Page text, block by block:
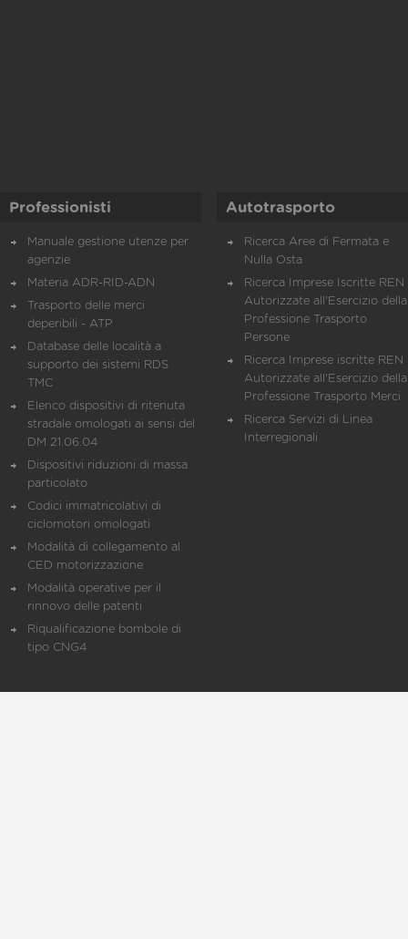
Professionisti
Manuale gestione utenze per
agenzie
Materia ADR-RID-ADN
Trasporto delle merci
deperibili - ATP
Database delle località a
supporto dei sistemi RDS
TMC
Elenco dispositivi di ritenuta
stradale omologati ai sensi del
DM 21.06.04
Dispositivi riduzioni di massa
particolato
Codici immatricolativi di
ciclomotori omologati
Modalità di collegamento al
CED motorizzazione
Modalità operative per il
rinnovo delle patenti
Riqualificazione bombole di
tipo CNG4
Autotrasporto
Ricerca Aree di Fermata e
Nulla Osta
Ricerca Imprese Iscritte REN
Autorizzate all'Esercizio della
Professione Trasporto
Persone
Ricerca Imprese iscritte REN
Autorizzate all'Esercizio della
Professione Trasporto Merci
Ricerca Servizi di Linea
Interregionali